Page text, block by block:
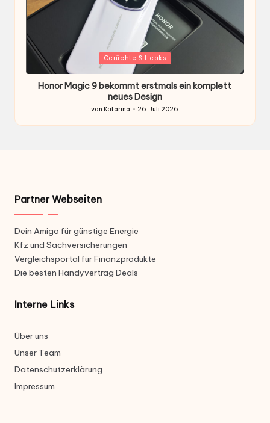
Gepostet
Gerüchte & Leaks
Honor Magic 9 bekommt erstmals ein komplett
neues Design
Gepostet
von
von Katarina 26. Juli 2026
Partner Webseiten
Dein Amigo für günstige Energie
Kfz und Sachversicherungen
Vergleichsportal für Finanzprodukte
Die besten Handyvertrag Deals
Interne Links
Über uns
Unser Team
Datenschutzerklärung
Impressum